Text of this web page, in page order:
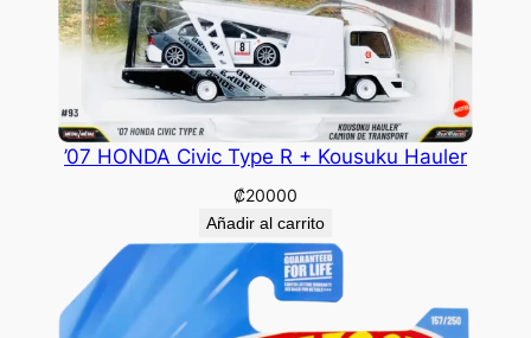
’07 HONDA Civic Type R + Kousuku Hauler
₡20000
Añadir al carrito